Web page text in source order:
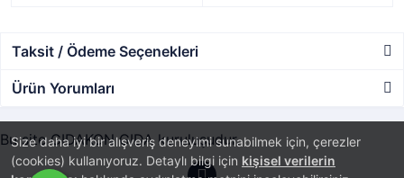
Size daha iyi bir alışveriş deneyimi sunabilmek için, çerezler
(cookies) kullanıyoruz. Detaylı bilgi için kişisel verilerin
Taksit / Ödeme Seçenekleri
Ürün Yorumları
Bu site GIDAKON GIDA kuruluşudur.